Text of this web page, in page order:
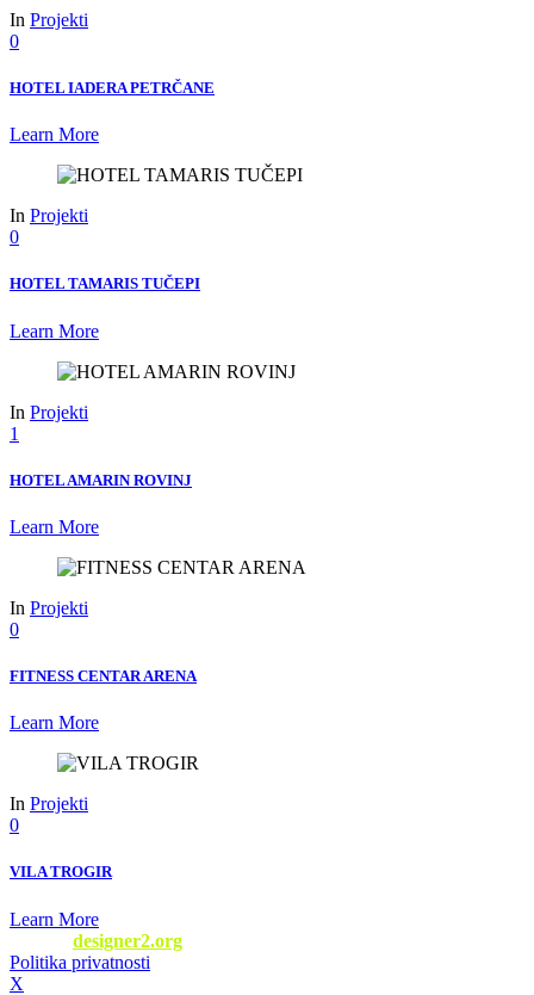
In Projekti
0
HOTEL IADERA PETRČANE
Learn More
In Projekti
0
HOTEL TAMARIS TUČEPI
Learn More
In Projekti
1
HOTEL AMARIN ROVINJ
Learn More
In Projekti
0
FITNESS CENTAR ARENA
Learn More
In Projekti
0
VILA TROGIR
Learn More
designer2.org
Politika privatnosti
X